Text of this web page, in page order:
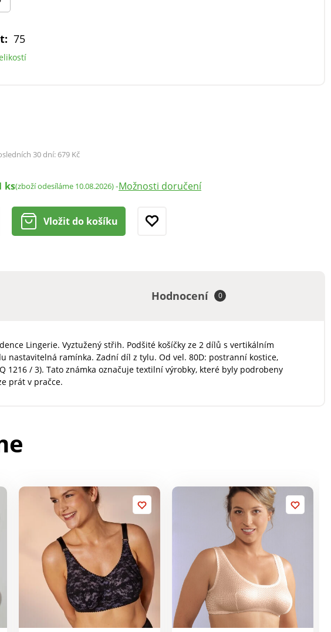
75
30 dní: 679 Kč
ks(zboží odesíláme 10.08.2026)-Možnosti doručení
Vložit do košíku
Hodnocení 0
Lingerie. Vyztužený střih. Podšité košíčky ze 2 dílů s vertikálním
nastavitelná ramínka. Zadní díl z tylu. Od vel. 80D: postranní kostice,
/ 3). Tato známka označuje textilní výrobky, které byly podrobeny
prát v pračce.